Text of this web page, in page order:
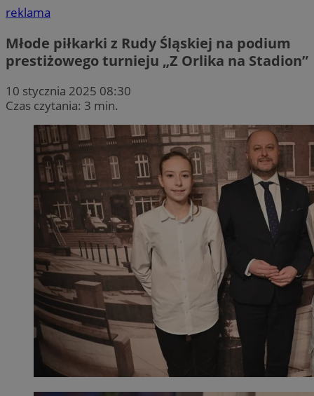
reklama
Młode piłkarki z Rudy Śląskiej na podium
prestiżowego turnieju „Z Orlika na Stadion”
10 stycznia 2025 08:30
Czas czytania: 3 min.